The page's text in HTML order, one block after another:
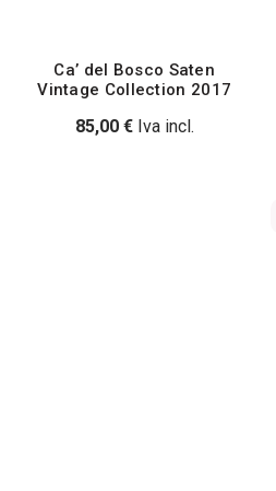
Ca’ del Bosco Saten
Vintage Collection 2017
85,00 € Iva incl.